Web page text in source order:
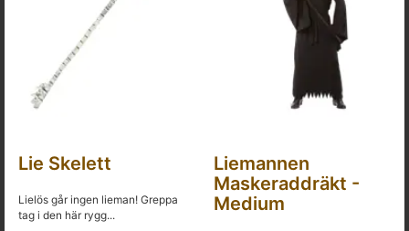
Lie Skelett
Lielös går ingen lieman! Greppa
tag i den här rygg...
Liemannen
Maskeraddräkt -
Medium